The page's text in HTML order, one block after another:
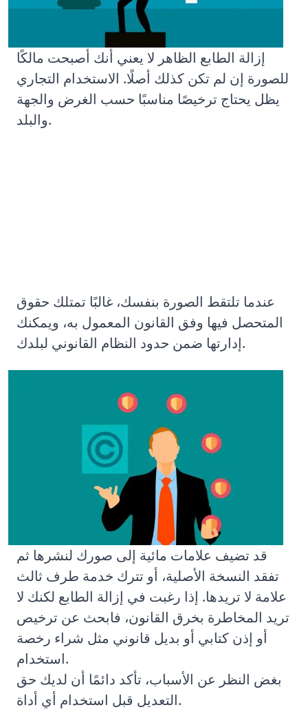
إزالة الطابع الظاهر لا يعني أنك أصبحت مالكًا
للصورة إن لم تكن كذلك أصلًا. الاستخدام التجاري
يظل يحتاج ترخيصًا مناسبًا حسب الغرض والجهة
والبلد.
عندما تلتقط الصورة بنفسك، غالبًا تمتلك حقوق
المتحصل فيها وفق القانون المعمول به، ويمكنك
إدارتها ضمن حدود النظام القانوني لبلدك.
قد تضيف علامات مائية إلى صورك لنشرها ثم
تفقد النسخة الأصلية، أو تترك خدمة طرف ثالث
علامة لا تريدها. إذا رغبت في إزالة الطابع لكنك لا
تريد المخاطرة بخرق القانون، فابحث عن ترخيص
أو إذن كتابي أو بديل قانوني مثل شراء رخصة
استخدام.
بغض النظر عن الأسباب، تأكد دائمًا أن لديك حق
التعديل قبل استخدام أي أداة.